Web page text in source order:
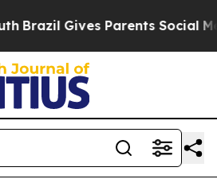
Gives Parents Social